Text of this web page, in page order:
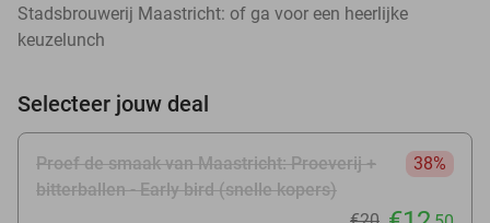
Stadsbrouwerij Maastricht: of ga voor een heerlijke
keuzelunch
Selecteer jouw deal
Proef de smaak van Maastricht: Proeverij +
bitterballen - Early bird (snelle kopers)
38%